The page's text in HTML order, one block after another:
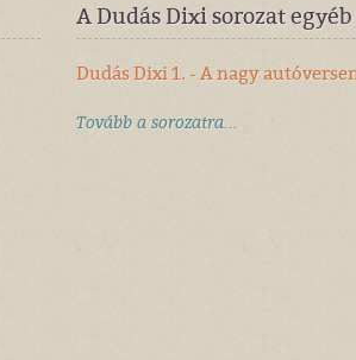
A Dudás Dixi sorozat
Dudás Dixi 1. - A nagy
Tovább a sorozatra...